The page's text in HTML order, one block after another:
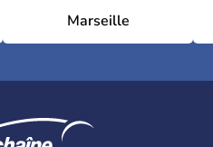
Marseille